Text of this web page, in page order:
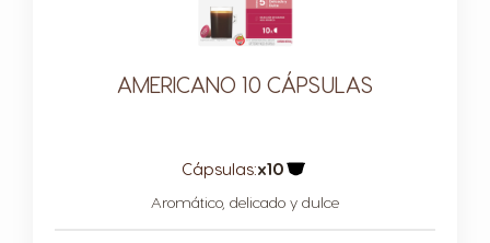
AMERICANO 10 CÁPSULAS
Cápsulas:x10
Aromático, delicado y dulce